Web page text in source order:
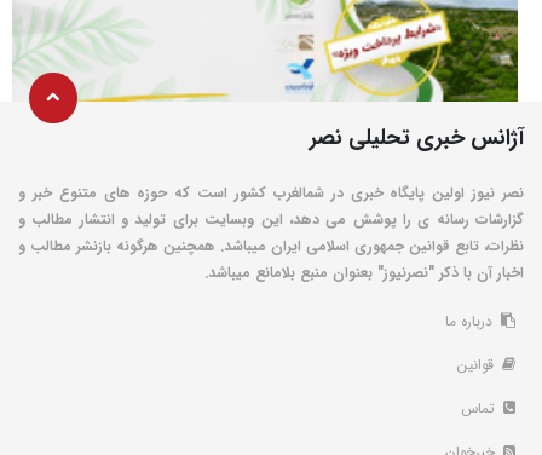
آژانس خبری تحلیلی نصر
نصر نیوز اولین پایگاه خبری در شمالغرب کشور است که حوزه های متنوع خبر و
گزارشات رسانه ی را پوشش می دهد، این وبسایت برای تولید و انتشار مطالب و
نظرات، تابع قوانین جمهوری اسلامی ایران میباشد. همچنین هرگونه بازنشر مطالب و
اخبار آن با ذکر "نصرنیوز" بعنوان منبع بلامانع میباشد.
درباره ما
قوانین
تماس